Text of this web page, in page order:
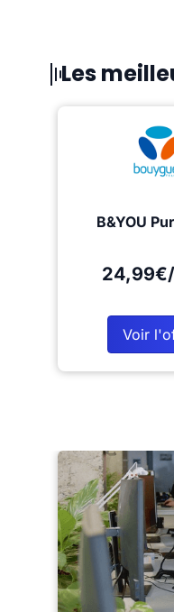
Les
B&YOU
Voir